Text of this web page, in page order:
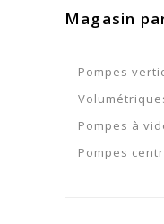
Magasin
Pompes
Pompes à
Pompes